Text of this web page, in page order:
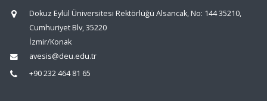
Dokuz Eylül Üniversitesi Rektörlüğü Alsancak, No: 144 35210,
Cumhuriyet Blv, 35220
İzmir/Konak
avesis@deu.edu.tr
+90 232 464 81 65